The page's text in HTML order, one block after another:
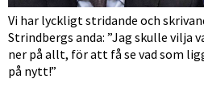
Vi har lyckligt stridande och
Strindbergs anda: ”Jag skulle vilja
ner på allt, för att få se vad som
på nytt!”